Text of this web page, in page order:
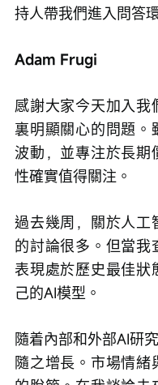
持人帶我們進入問答
Adam Frugi
感謝大家今天加入
裏明顯關心的問題。
波動，並專注於長期
性確實值得關注。
過去幾周，關於人工
的討論很多。但當我
表現處於歷史最佳狀
己的AI模型。
隨着內部和外部AI研
隨之增長。市場情緒